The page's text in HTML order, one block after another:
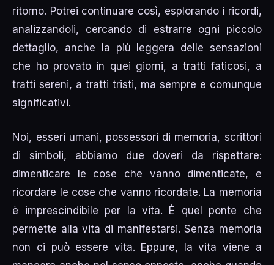
ritorno. Potrei continuare così, esplorando i ricordi,
analizzandoli, cercando di estrarre ogni piccolo
dettaglio, anche la più leggera delle sensazioni
che ho provato in quei giorni, a tratti faticosi, a
tratti sereni, a tratti tristi, ma sempre e comunque
significativi.
Noi, esseri umani, possessori di memoria, scrittori
di simboli, abbiamo due doveri da rispettare:
dimenticare le cose che vanno dimenticate, e
ricordare le cose che vanno ricordate. La memoria
è imprescindibile per la vita. È quel ponte che
permette alla vita di manifestarsi. Senza memoria
non ci può essere vita. Eppure, la vita viene a